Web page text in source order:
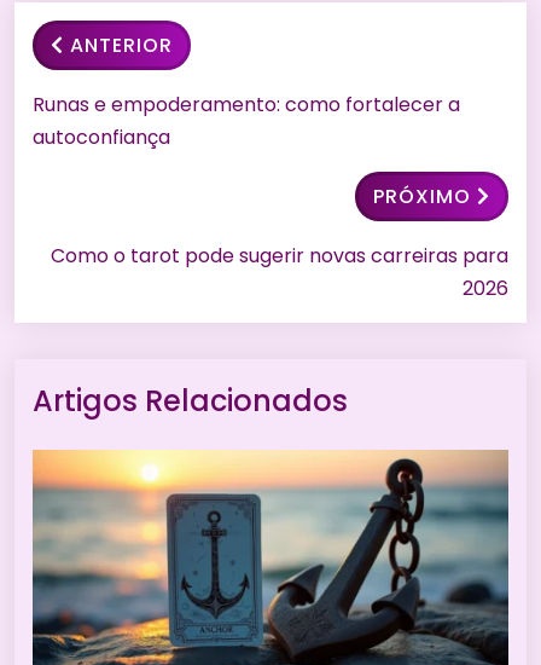
ANTERIOR
Runas e empoderamento: como fortalecer a
autoconfiança
PRÓXIMO
Como o tarot pode sugerir novas carreiras para
2026
Artigos Relacionados